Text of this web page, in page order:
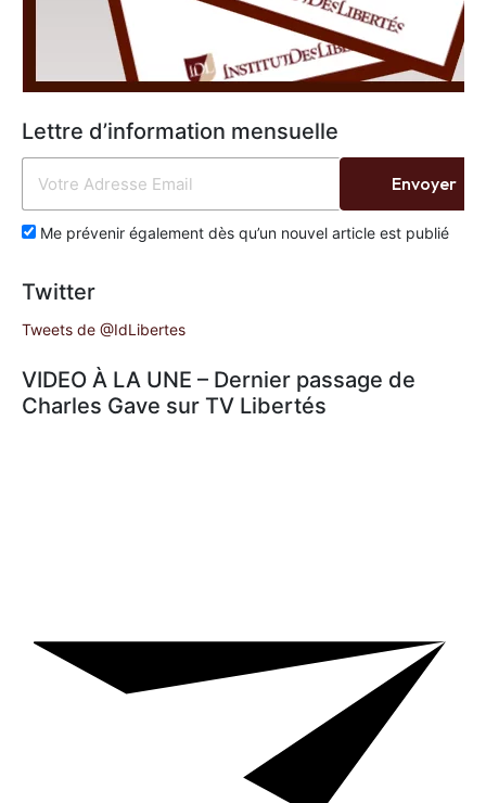
Lettre d’information mensuelle
Me prévenir également dès qu’un nouvel article est publié
Envoyer
Twitter
Tweets de @IdLibertes
VIDEO À LA UNE – Dernier passage de
Charles Gave sur TV Libertés